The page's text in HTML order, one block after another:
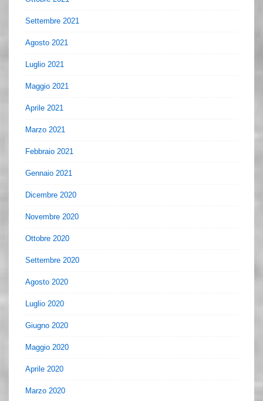
Settembre 2021
Agosto 2021
Luglio 2021
Maggio 2021
Aprile 2021
Marzo 2021
Febbraio 2021
Gennaio 2021
Dicembre 2020
Novembre 2020
Ottobre 2020
Settembre 2020
Agosto 2020
Luglio 2020
Giugno 2020
Maggio 2020
Aprile 2020
Marzo 2020